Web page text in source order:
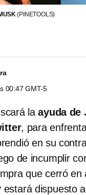
(PINETOOLS)
00:47 GMT-5
laayuda de
, para
en su
de incumplir
que cerró en
estará dispuesto